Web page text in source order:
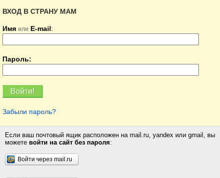
ВХОД В СТРАНУ МАМ
Имя или E-mail:
Пароль:
Забыли пароль?
Если ваш почтовый ящик расположен на mail.ru, yandex или gmail, вы
можете войти на сайт без пароля:
Войти через mail.ru